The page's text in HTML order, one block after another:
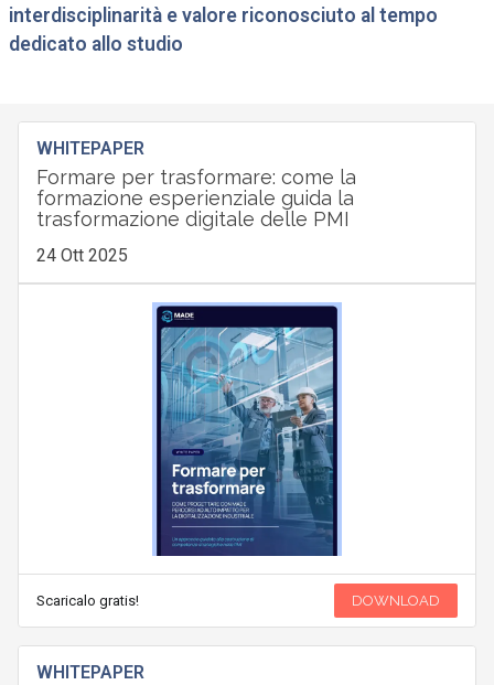
interdisciplinarità e valore riconosciuto al tempo
dedicato allo studio
WHITEPAPER
Formare per trasformare: come la
formazione esperienziale guida la
trasformazione digitale delle PMI
24 Ott 2025
Scaricalo gratis! DOWNLOAD
WHITEPAPER